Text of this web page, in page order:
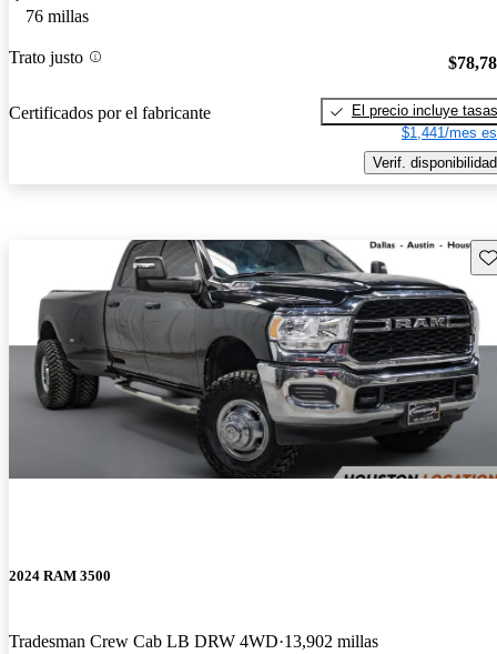
76 millas
Trato justo
Certificados por el fabricante
El precio incluye tasas
$1,441/mes
Verif. disponibilidad
2024 RAM 3500
Tradesman Crew Cab LB DRW 4WD 13,902 millas